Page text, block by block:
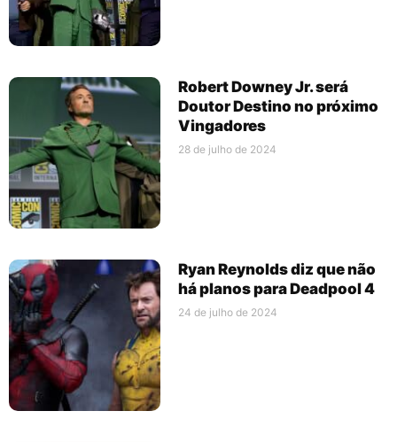
Robert Downey Jr. será
Doutor Destino no próximo
Vingadores
28 de julho de 2024
Ryan Reynolds diz que não
há planos para Deadpool 4
24 de julho de 2024